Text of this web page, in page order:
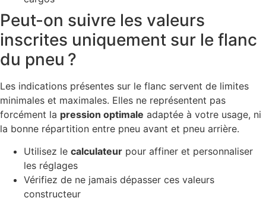
Peut-on suivre les valeurs
inscrites uniquement sur le flanc
du pneu ?
Les indications présentes sur le flanc servent de limites
minimales et maximales. Elles ne représentent pas
forcément la pression optimale adaptée à votre usage, ni
la bonne répartition entre pneu avant et pneu arrière.
Utilisez le calculateur pour affiner et personnaliser
les réglages
Vérifiez de ne jamais dépasser ces valeurs
constructeur